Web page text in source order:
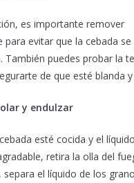
es importante remover
para evitar que la cebada se
También puedes probar la
de que esté blanda
y endulzar
esté cocida y el
retira la olla del
el líquido de los